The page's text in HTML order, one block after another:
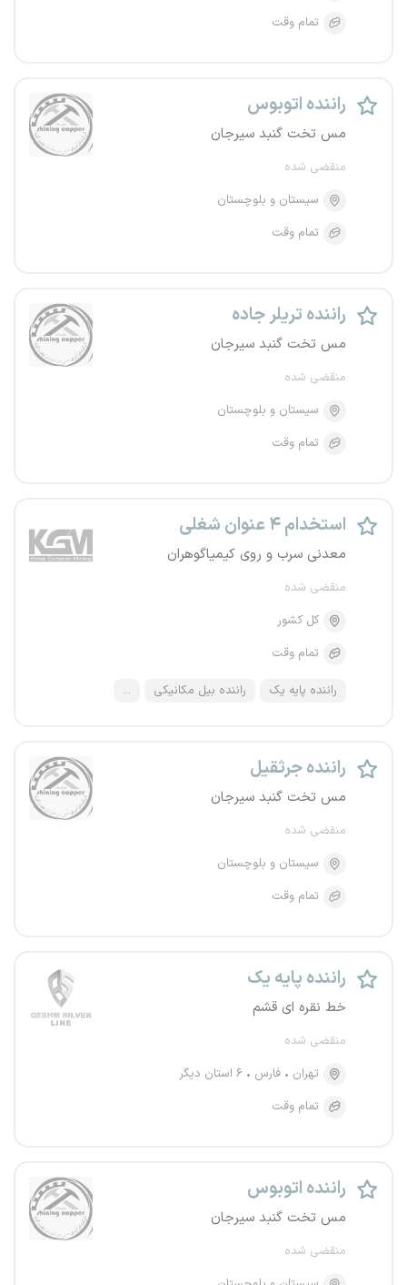
تمام وقت
راننده اتوبوس
مس تخت گنبد سیرجان
منقضی شده
سیستان و بلوچستان
تمام وقت
راننده تریلر جاده
مس تخت گنبد سیرجان
منقضی شده
سیستان و بلوچستان
تمام وقت
استخدام ۴ عنوان شغلی
معدنی سرب و روی کیمیاگوهران
منقضی شده
کل کشور
تمام وقت
راننده پایه یک راننده بیل مکانیکی ...
راننده جرثقیل
مس تخت گنبد سیرجان
منقضی شده
سیستان و بلوچستان
تمام وقت
راننده پایه یک
خط نقره ای قشم
منقضی شده
تهران
فارس
۶ استان دیگر
تمام وقت
راننده اتوبوس
مس تخت گنبد سیرجان
منقضی شده